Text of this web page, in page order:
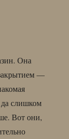
Она
—
слишком
Вот они,